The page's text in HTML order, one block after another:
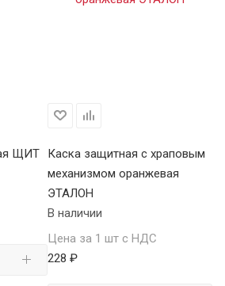
ЩИТ
Каска защитная с храповым
механизмом оранжевая
ЭТАЛОН
В наличии
Цена за 1 шт с НДС
228 ₽